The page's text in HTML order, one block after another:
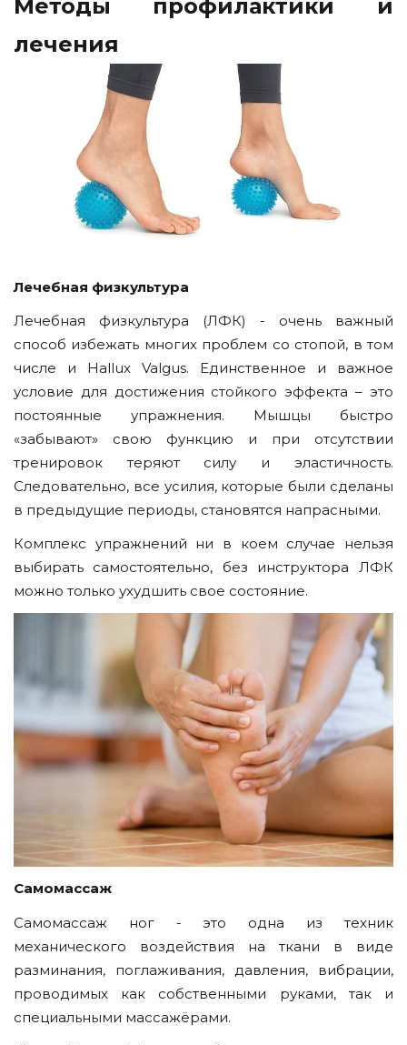
Методы профилактики и
лечения
Лечебная физкультура
Лечебная физкультура (ЛФК) - очень важный
способ избежать многих проблем со стопой, в том
числе и Hallux Valgus. Единственное и важное
условие для достижения стойкого эффекта – это
постоянные упражнения. Мышцы быстро
«забывают» свою функцию и при отсутствии
тренировок теряют силу и эластичность.
Следовательно, все усилия, которые были сделаны
в предыдущие периоды, становятся напрасными.
Комплекс упражнений ни в коем случае нельзя
выбирать самостоятельно, без инструктора ЛФК
можно только ухудшить свое состояние.
Самомассаж
Самомассаж ног - это одна из техник
механического воздействия на ткани в виде
разминания, поглаживания, давления, вибрации,
проводимых как собственными руками, так и
специальными массажёрами.